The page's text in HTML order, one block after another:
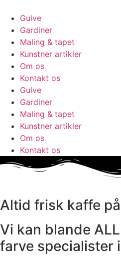
content
Gulve
Gardiner
Maling & tapet
Kunstner artikler
Om os
Kontakt os
Gulve
Gardiner
Maling & tapet
Kunstner artikler
Om os
Kontakt os
Altid frisk kaffe
Vi kan blande
farve specialister